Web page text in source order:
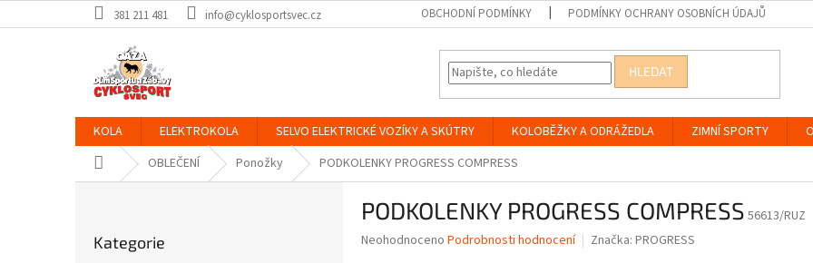
na
381 211 481 info@cyklosportsvec.cz OBCHODNÍ PODMÍNKY PODMÍNKY OCHRANY OSOBNÍCH ÚDAJŮ
HLEDAT
KOLA ELEKTROKOLA SELVO ELEKTRICKÉ VOZÍKY A SKÚTRY KOLOBĚŽKY A ODRÁŽEDLA ZIMNÍ SPORTY
Domů OBLEČENÍ Ponožky PODKOLENKY PROGRESS COMPRESS
kategorie
Kategorie
PODKOLENKY PROGRESS COMPRESS 56613/RUZ
Průměrné
Neohodnoceno Podrobnosti hodnocení Značka: PROGRESS